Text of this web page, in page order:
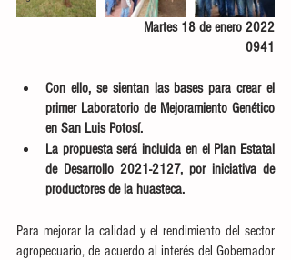
Martes 18 de enero 2022
0941
Con ello, se sientan las bases para crear el
primer Laboratorio de Mejoramiento Genético
en San Luis Potosí.
La propuesta será incluida en el Plan Estatal
de Desarrollo 2021-2127, por iniciativa de
productores de la huasteca.
Para mejorar la calidad y el rendimiento del sector
agropecuario, de acuerdo al interés del Gobernador